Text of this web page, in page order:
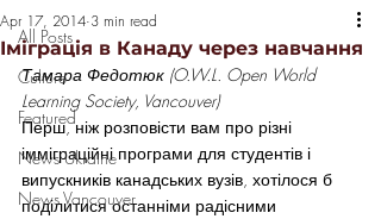
All Posts
Culture
Featured
News Ukraine
News Vancouver
Іміграція в Канаду через навчання
Apr 17, 2014 3 min read
Тамара Федотюк (O.W.L. Open World
Learning Society, Vancouver)
Перш, ніж розповісти вам про різні
імміграційні програми для студентів і
випускників канадських вузів, хотілося б
поділитися останніми радісними